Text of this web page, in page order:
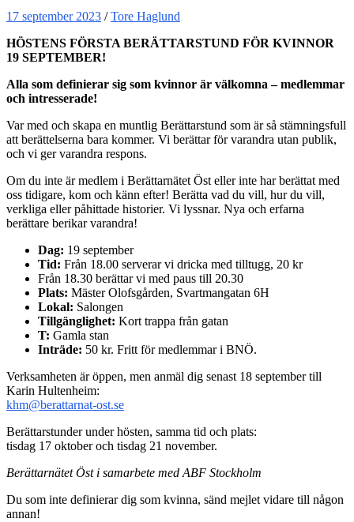
17 september 2023 /Tore Haglund
HÖSTENS FÖRSTA BERÄTTARSTUND FÖR KVINNOR
19 SEPTEMBER!
Alla som definierar sig som kvinnor är välkomna – medlemmar
och intresserade!
Var med och skapa en muntlig Berättarstund som är så stämningsfull
att berättelserna bara kommer. Vi berättar för varandra utan publik,
och vi ger varandra respons.
Om du inte är medlem i Berättarnätet Öst eller inte har berättat med
oss tidigare, kom och känn efter! Berätta vad du vill, hur du vill,
verkliga eller påhittade historier. Vi lyssnar. Nya och erfarna
berättare berikar varandra!
Dag: 19 september
Tid: Från 18.00 serverar vi dricka med tilltugg, 20 kr
Från 18.30 berättar vi med paus till 20.30
Plats: Mäster Olofsgården, Svartmangatan 6H
Lokal: Salongen
Tillgänglighet: Kort trappa från gatan
T: Gamla stan
Inträde: 50 kr. Fritt för medlemmar i BNÖ.
Verksamheten är öppen, men anmäl dig senast 18 september till
Karin Hultenheim:
khm@berattarnat-ost.se
Berättarstunder under hösten, samma tid och plats:
tisdag 17 oktober och tisdag 21 november.
Berättarnätet Öst i samarbete med ABF Stockholm
Du som inte definierar dig som kvinna, sänd mejlet vidare till någon
annan!